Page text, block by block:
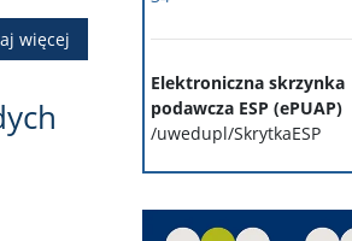
więcej
Elektroniczna skrzynka
podawcza ESP (ePUAP)
/uwedupl/SkrytkaESP